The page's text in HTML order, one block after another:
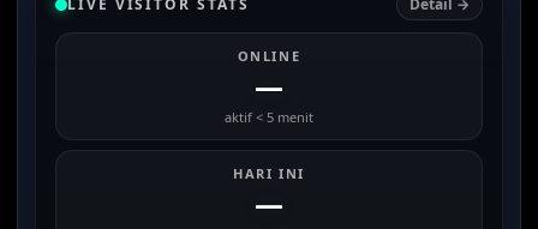
LIVE VISITOR STATS Detail →
ONLINE
—
aktif < 5 menit
HARI INI
—